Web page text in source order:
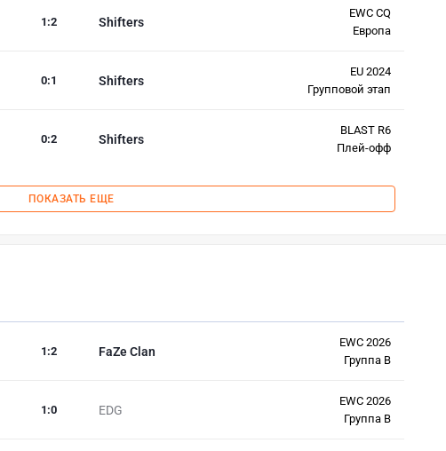
Shifters
1 :2
EWC CQ
Европа
Shifters
0:1
EU 2024
Групповой этап
Shifters
0:2
BLAST R6
Плей-офф
ПОКАЗАТЬ ЕЩЕ
FaZe Clan
1 :2
EWC 2026
Группа B
EDG
1 :0
EWC 2026
Группа B